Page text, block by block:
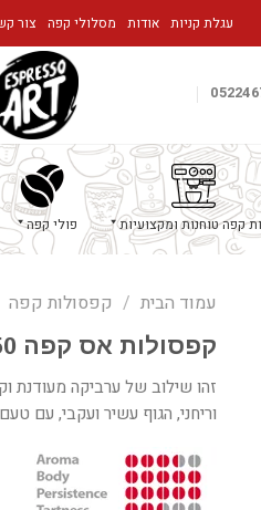
עגלת קניות אודות מסלולי קפה צור
קפה טוחנות ומקצועיות פולי קפה
עמוד הבית / קפסולות קפה
קפסולות אס קפה 50 קפסולה – INFINITO
זהו שילוב של ערביקה מעודנת
וריחני, הגוף עשיר ועקבי, עם